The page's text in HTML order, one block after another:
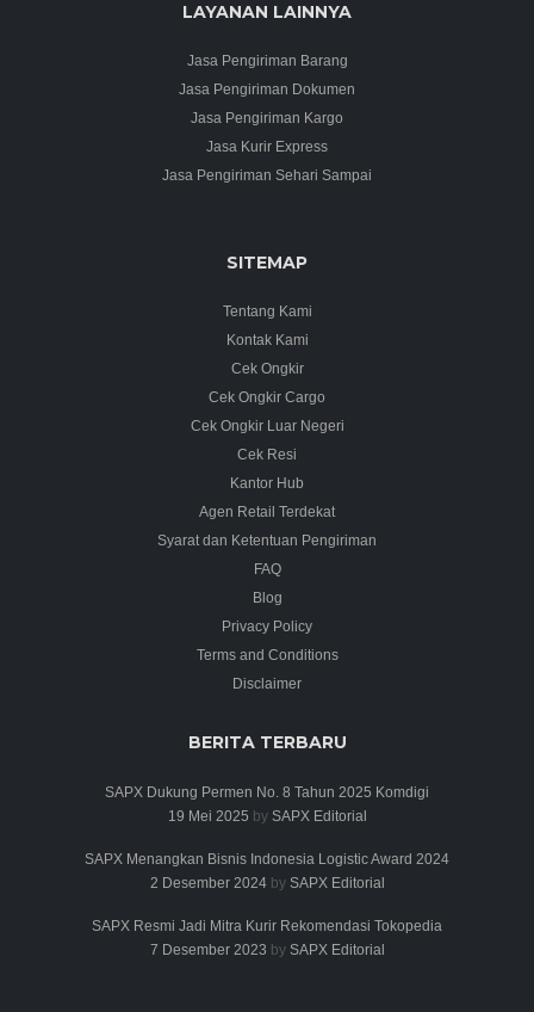
LAYANAN LAINNYA
Jasa Pengiriman Barang
Jasa Pengiriman Dokumen
Jasa Pengiriman Kargo
Jasa Kurir Express
Jasa Pengiriman Sehari Sampai
SITEMAP
Tentang Kami
Kontak Kami
Cek Ongkir
Cek Ongkir Cargo
Cek Ongkir Luar Negeri
Cek Resi
Kantor Hub
Agen Retail Terdekat
Syarat dan Ketentuan Pengiriman
FAQ
Blog
Privacy Policy
Terms and Conditions
Disclaimer
BERITA TERBARU
SAPX Dukung Permen No. 8 Tahun 2025 Komdigi
19 Mei 2025 by SAPX Editorial
SAPX Menangkan Bisnis Indonesia Logistic Award 2024
2 Desember 2024by SAPX Editorial
SAPX Resmi Jadi Mitra Kurir Rekomendasi Tokopedia
7 Desember 2023 by SAPX Editorial